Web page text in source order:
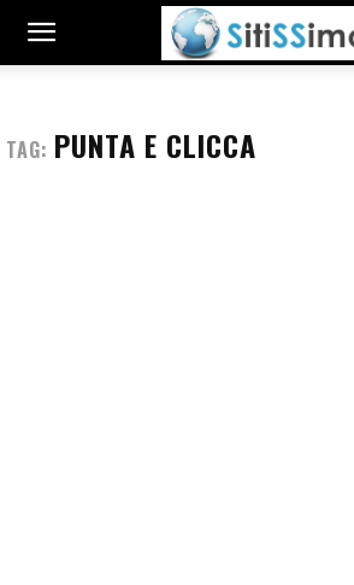
TAG: PUNTA E CLICCA